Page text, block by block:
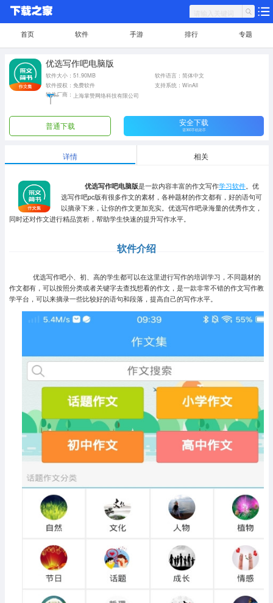
首页 软件 手游 排行 专题
优选写作吧电脑版
软件大小：51.90MB
软件语言：简体中文
软件授权：免费软件
支持系统：WinAll
软件厂商：
上海掌赞网络科技有限公司
普通下载 安全下载
需360手机助手
详情 相关
优选写作吧电脑版是一款内容丰富的作文写作学习软件 。优
选写作吧pc版有很多作文的素材，各种题材的作文都有，好的语句可
以摘录下来，让你的作文更加充实。优选写作吧录海量的优秀作文，
同时还对作文进行精品赏析，帮助学生快速的提升写作水平。
软件介绍
优选写作吧小、初、高的学生都可以在这里进行写作的培训学习，不同题材的
作文都有，可以按照分类或者关键字去查找想看的作文，是一款非常不错的作文写作教
学平台，可以来摘录一些比较好的语句和段落，提高自己的写作水平。